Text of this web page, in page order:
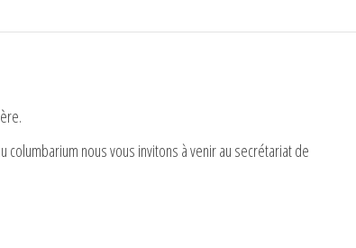
columbarium nous vous invitons à venir au secrétariat de